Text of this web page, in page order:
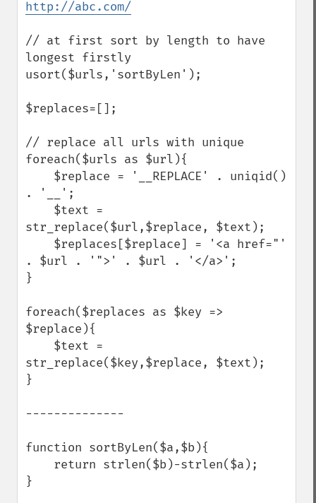
http://abc.com/
// at first sort by length to have
longest firstly
usort($urls,'sortByLen');
$replaces=[];
// replace all urls with unique
foreach($urls as $url){
. '__';
str_replace($url,$replace, $text);
. $url . '">' . $url . '</a>';
}
foreach($replaces as $key =>
$replace){
str_replace($key,$replace, $text);
}
--------------
function sortByLen($a,$b){
}